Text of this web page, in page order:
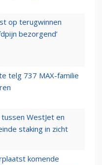
op terugwinnen
bezorgend’
telg 737 MAX-familie
WestJet en
staking in zicht
komende